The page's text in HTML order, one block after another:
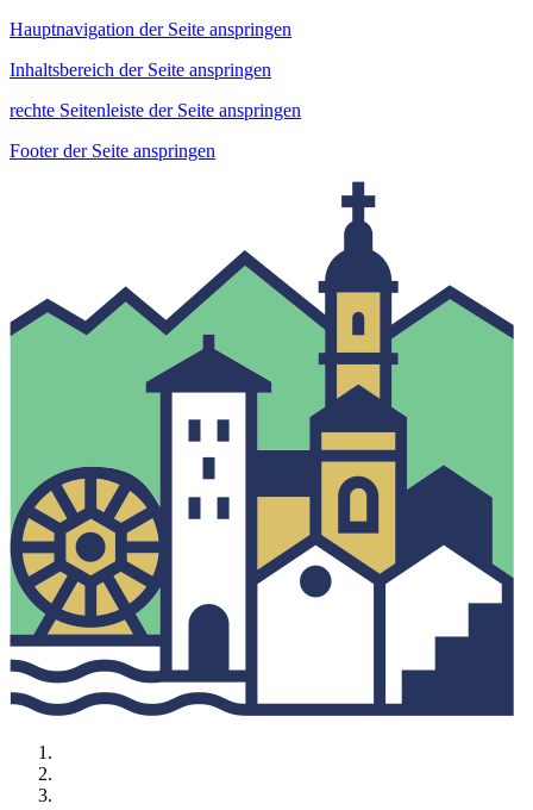
Hauptnavigation der Seite anspringen
Inhaltsbereich der Seite anspringen
rechte Seitenleiste der Seite anspringen
Footer der Seite anspringen